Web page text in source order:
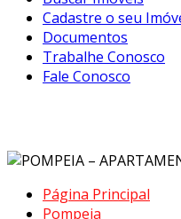
Cadastre o seu
Documentos
Trabalhe Conosco
Fale Conosco
Página Principal
Pompeia